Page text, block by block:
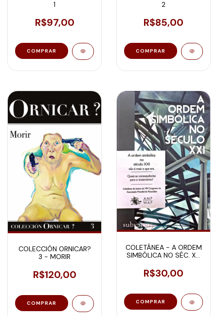
1
R$97,00
2
R$85,00
COLECCIÓN ORNICAR?
3 - MORIR
R$120,00
COLETÂNEA - A ORDEM
SIMBÓLICA NO SÉC. XXI
R$30,00